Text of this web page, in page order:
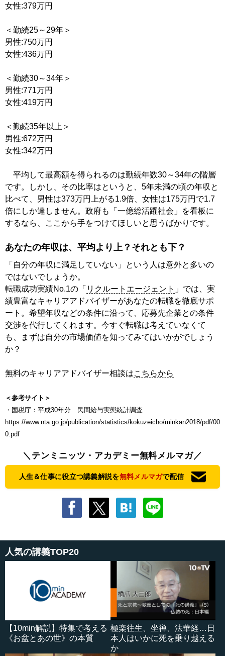
女性:379万円
＜勤続25～29年＞
男性:750万円
女性:436万円
＜勤続30～34年＞
男性:771万円
女性:419万円
＜勤続35年以上＞
男性:672万円
女性:342万円
平均して最高額を得られるのは勤続年数30～34年の階層
です。しかし、その比率はというと、5年未満の頃の年収と
比べて、男性は373万円上がる1.9倍、女性は175万円で1.7
倍にしか達しません。政府も「一億総活躍社会」を看板に
するなら、ここから手をつけてほしいと思うばかりです。
あなたの年収は、平均より上？それとも下？
「自分の年収に満足していない」という人は意外と多いの
ではないでしょうか。
転職成功実績No.1の「 リクルートエージェント 」では、実
績豊富なキャリアアドバイザーがあなたの転職を徹底サポ
ート。希望年収などの条件に沿って、応募先企業との条件
交渉を代行してくれます。今すぐ転職は考えていなくて
も、まずは自分の市場価値を知ってみてはいかがでしょう
か？
無料のキャリアアドバイザー相談はこちらから
＜参考サイト＞
・国税庁：平成30年分 民間給与実態統計調査
https://www.nta.go.jp/publication/statistics/kokuzeicho/minkan2018/pdf/00
0.pdf
＼テンミニッツ・アカデミー無料メルマガ／
人生＆仕事に役立つ講義解説を無料メルマガで配信
人気の講義TOP20
【10min解説】特集で考える
《お盆とあの世》の本質
極楽往生、坐禅、法華経…日
本人はいかに死を乗り越える
か